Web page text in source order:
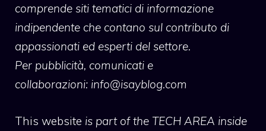
comprende siti tematici di informazione
indipendente che contano sul contributo di
appassionati ed esperti del settore.
Per pubblicità, comunicati e
collaborazioni: info@isayblog.com
This website is part of the TECH AREA inside